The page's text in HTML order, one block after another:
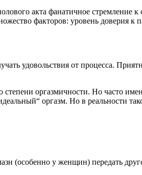
акта фанатичное
факторов: уровень доверия к
удовольствия от процесса.
оргазмичности. Но часто
оргазм. Но в реальности
(особенно у женщин) передать